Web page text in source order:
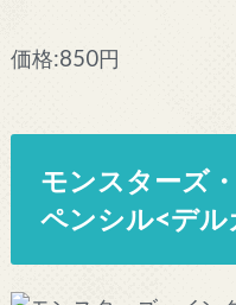
価格:850円
モンスターズ
ペンシル<デル